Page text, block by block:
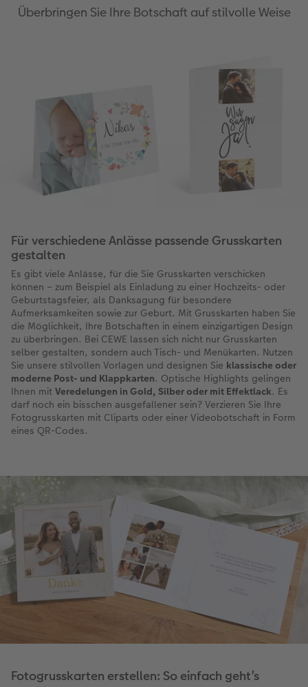
Überbringen Sie Ihre Botschaft auf stilvolle Weise
Für verschiedene Anlässe passende Grusskarten
gestalten
Es gibt viele Anlässe, für die Sie Grusskarten verschicken
können – zum Beispiel als Einladung zu einer Hochzeits- oder
Geburtstagsfeier, als Danksagung für besondere
Aufmerksamkeiten sowie zur Geburt. Mit Grusskarten haben Sie
die Möglichkeit, Ihre Botschaften in einem einzigartigen Design
zu überbringen. Bei CEWE lassen sich nicht nur Grusskarten
selber gestalten, sondern auch Tisch- und Menükarten. Nutzen
Sie unsere stilvollen Vorlagen und designen Sie klassische oder
moderne Post- und Klappkarten. Optische Highlights gelingen
Ihnen mit Veredelungen in Gold, Silber oder mit Effektlack. Es
darf noch ein bisschen ausgefallener sein? Verzieren Sie Ihre
Fotogrusskarten mit Cliparts oder einer Videobotschaft in Form
eines QR-Codes.
Fotogrusskarten erstellen: So einfach geht’s